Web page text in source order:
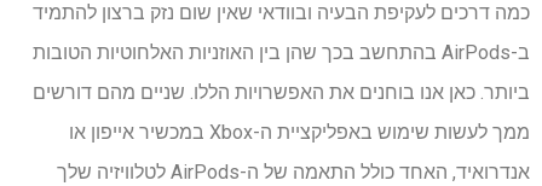
כמה דרכים לעקיפת הבעיה ובוודאי שאין שום נזק ברצון להתמיד
ב-AirPods בהתחשב בכך שהן בין האוזניות האלחוטיות הטובות
ביותר. כאן אנו בוחנים את האפשרויות הללו. שניים מהם דורשים
ממך לעשות שימוש באפליקציית ה-Xbox במכשיר אייפון או
אנדרואיד, האחד כולל התאמה של ה-AirPods לטלוויזיה שלך